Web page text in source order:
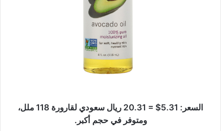
السعر: 5.31$ = 20.31 ريال سعودي لقارورة 118 ملل،
ومتوفر في حجم أكبر.